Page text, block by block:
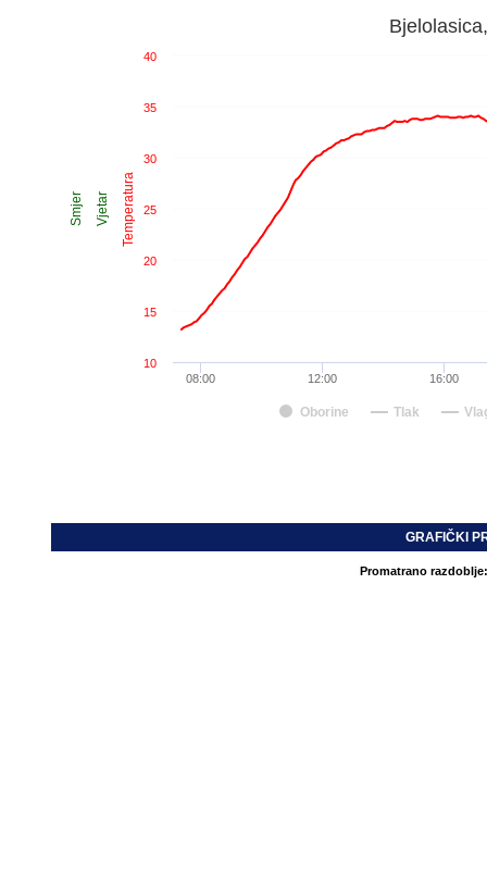
Temperatura
Vjetar
Smjer
Oborine Tlak
12:00
08:00 16:00
10
15
20
25
30
35
40
GRAFIČKI
Promatrano